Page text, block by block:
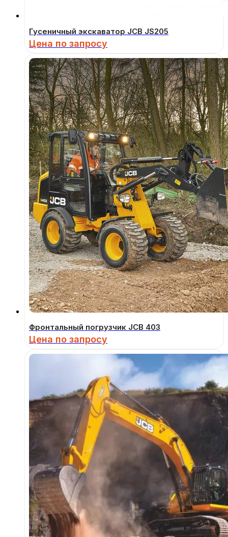
Гусеничный экскаватор JCB JS205
Цена по запросу
Фронтальный погрузчик JCB 403
Цена по запросу